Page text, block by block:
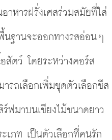
าหารฝรั่งเศสร่วมสมัยที่ใส่
นฐานจะออกทางรสอ่อนๆ
สัตว์ โดยระหว่างคอร์ส
รถเลือกเพิ่มชุดตัวเลือกชีส
ฟมาบนเขียงไม้ขนาดยาว
ะเภท เป็นตัวเลือกที่คนรัก